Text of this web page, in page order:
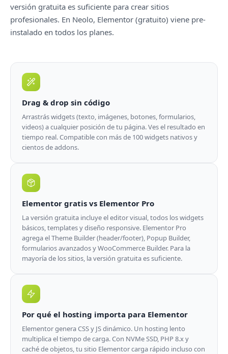
versión gratuita es suficiente para crear sitios
profesionales. En Neolo, Elementor (gratuito) viene pre-
instalado en todos los planes.
Drag & drop sin código
Arrastrás widgets (texto, imágenes, botones, formularios,
videos) a cualquier posición de tu página. Ves el resultado en
tiempo real. Compatible con más de 100 widgets nativos y
cientos de addons.
Elementor gratis vs Elementor Pro
La versión gratuita incluye el editor visual, todos los widgets
básicos, templates y diseño responsive. Elementor Pro
agrega el Theme Builder (header/footer), Popup Builder,
formularios avanzados y WooCommerce Builder. Para la
mayoría de los sitios, la versión gratuita es suficiente.
Por qué el hosting importa para Elementor
Elementor genera CSS y JS dinámico. Un hosting lento
multiplica el tiempo de carga. Con NVMe SSD, PHP 8.x y
caché de objetos, tu sitio Elementor carga rápido incluso con